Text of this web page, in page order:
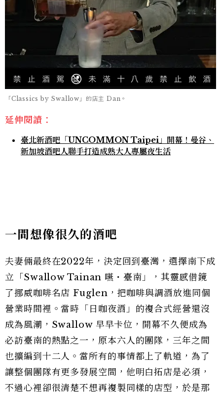
「Classics by Swallow」的店主 Dan。
延伸閱讀：
臺北新酒吧「UNCOMMON Taipei」開幕！曼谷、
新加坡酒吧人聯手打造成熟大人專屬夜生活
一間想像很久的酒吧
夫妻倆最終在2022年，決定回到臺灣，選擇南下成
立「Swallow Tainan 嚥・臺南」，其靈感借鏡
了挪威咖啡名店 Fuglen，把咖啡與調酒放進同個
營業時間裡。當時「日咖夜酒」的複合式經營還沒
成為風潮，Swallow 早早卡位，開幕不久便成為
必訪臺南的熱點之一，原本六人的團隊，三年之間
也擴編到十二人。當所有的事情都上了軌道，為了
讓整個團隊有更多發展空間，他明白拓店是必須，
不過心裡卻很清楚不想再複製同樣的店型，於是那